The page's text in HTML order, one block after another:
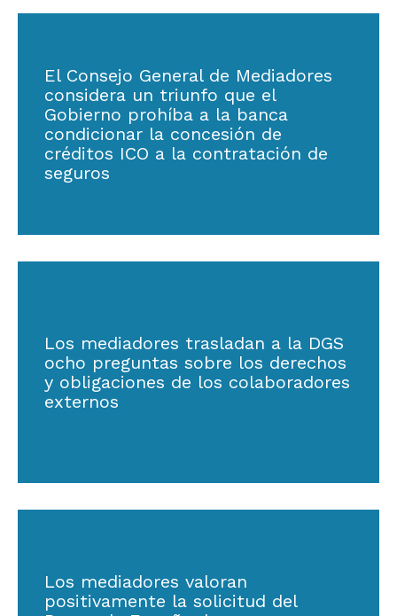
El Consejo General de Mediadores
considera un triunfo que el
Gobierno prohíba a la banca
condicionar la concesión de
créditos ICO a la contratación de
seguros
Los mediadores trasladan a la DGS
ocho preguntas sobre los derechos
y obligaciones de los colaboradores
externos
Los mediadores valoran
positivamente la solicitud del